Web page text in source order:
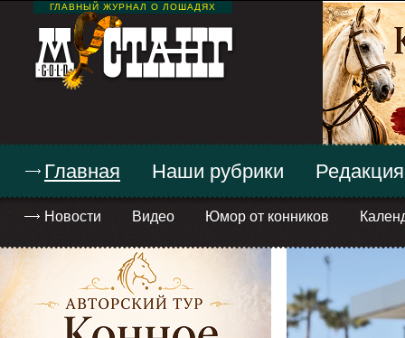
ГЛАВНЫЙ ЖУРНАЛ О ЛОШАДЯХ
Главная
Новости Видео Юмор от конников
Наши рубрики Редакция